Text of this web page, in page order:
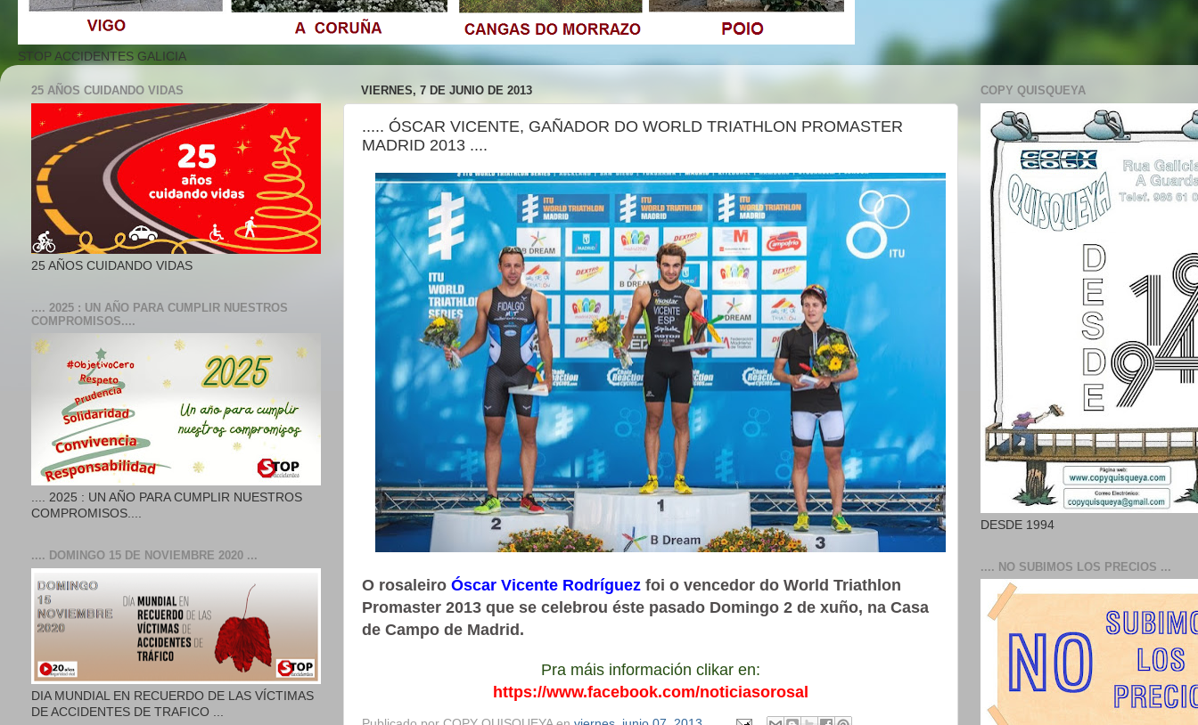
STOP ACCIDENTES GALICIA
VIERNES, 7 DE JUNIO DE 2013
..... ÓSCAR VICENTE, GAÑADOR DO WORLD TRIATHLON PROMASTER
MADRID 2013 ....
O rosaleiro Óscar Vicente Rodríguez foi o vencedor do World Triathlon
Promaster 2013 que se celebrou éste pasado Domingo 2 de xuño, na Casa
de Campo de Madrid.
Pra máis información clikar en:
https://www.facebook.com/noticiasorosal
25 AÑOS CUIDANDO VIDAS
25 AÑOS CUIDANDO VIDAS
.... 2025 : UN AÑO PARA CUMPLIR NUESTROS
COMPROMISOS....
.... 2025 : UN AÑO PARA CUMPLIR NUESTROS
COMPROMISOS....
.... DOMINGO 15 DE NOVIEMBRE 2020 ...
DIA MUNDIAL EN RECUERDO DE LAS VÍCTIMAS
DE ACCIDENTES DE TRAFICO ...
COPY QUISQUEYA
DESDE 1994
.... NO SUBIMOS LOS PRECIOS ...